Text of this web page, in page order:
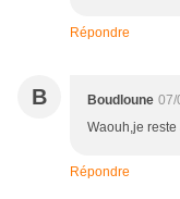
Répondre
B Boudloune 07/
Waouh,je
Répondre